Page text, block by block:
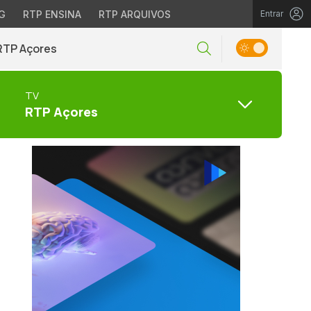
RTP ENSINA RTP ARQUIVOS Entrar
Açores
TV
RTP Açores